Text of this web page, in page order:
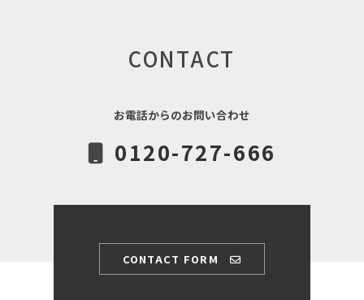
CONTACT
お電話からのお問い合わせ
0120-727-666
CONTACT FORM